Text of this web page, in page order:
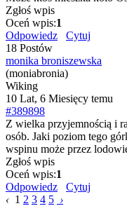
Zgłoś wpis
Oceń wpis:1
Odpowiedz
Cytuj
18 Postów
monika broniszewska
(moniabronia)
Wiking
10 Lat, 6 Miesięcy temu
#389898
Z wielka przyjemnością i
osób. Jaki poziom tego
wspinu może przez
Zgłoś wpis
Oceń wpis:1
Odpowiedz
Cytuj
‹ 1 2 3 4 5 ›